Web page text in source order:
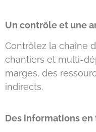
Un contrôle et une
Contrôlez la chaîne
chantiers et multi-
marges, des
indirects.
Des informations